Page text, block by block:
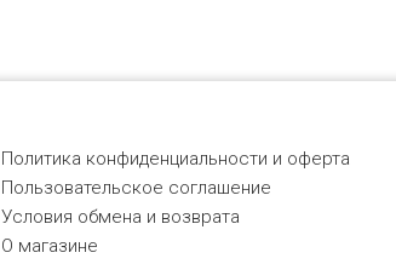
Политика конфиденциальности и оферта
Пользовательское соглашение
Условия обмена и возврата
О магазине